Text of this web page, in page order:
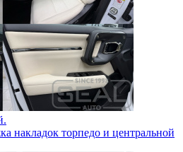
накладок торпедо и центральной